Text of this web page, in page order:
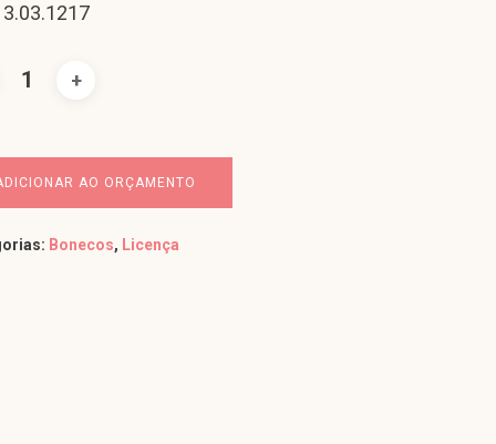
3.03.1217
AO ORÇAMENTO
Bonecos, Licença